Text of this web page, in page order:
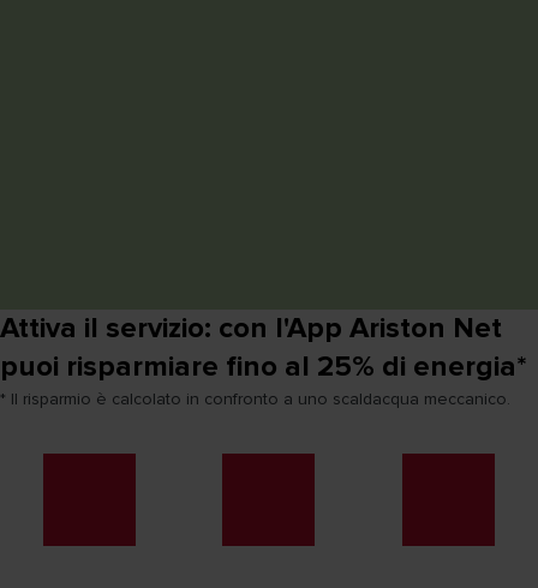
Attiva il servizio: con l'App Ariston Net
puoi risparmiare fino al 25% di energia*
* Il risparmio è calcolato in confronto a uno scaldacqua meccanico.